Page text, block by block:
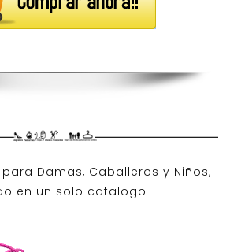
Damas, Caballeros y Niños,
en un solo catalogo